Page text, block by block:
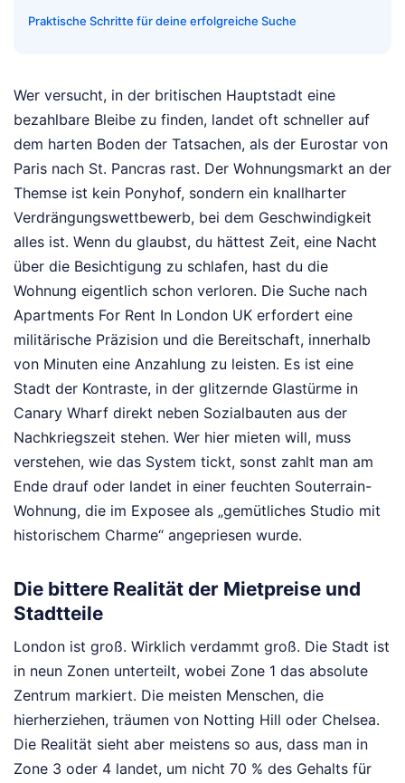
Praktische Schritte für deine erfolgreiche Suche
Wer versucht, in der britischen Hauptstadt eine
bezahlbare Bleibe zu finden, landet oft schneller auf
dem harten Boden der Tatsachen, als der Eurostar von
Paris nach St. Pancras rast. Der Wohnungsmarkt an der
Themse ist kein Ponyhof, sondern ein knallharter
Verdrängungswettbewerb, bei dem Geschwindigkeit
alles ist. Wenn du glaubst, du hättest Zeit, eine Nacht
über die Besichtigung zu schlafen, hast du die
Wohnung eigentlich schon verloren. Die Suche nach
Apartments For Rent In London UK erfordert eine
militärische Präzision und die Bereitschaft, innerhalb
von Minuten eine Anzahlung zu leisten. Es ist eine
Stadt der Kontraste, in der glitzernde Glastürme in
Canary Wharf direkt neben Sozialbauten aus der
Nachkriegszeit stehen. Wer hier mieten will, muss
verstehen, wie das System tickt, sonst zahlt man am
Ende drauf oder landet in einer feuchten Souterrain-
Wohnung, die im Exposee als „gemütliches Studio mit
historischem Charme“ angepriesen wurde.
Die bittere Realität der Mietpreise und
Stadtteile
London ist groß. Wirklich verdammt groß. Die Stadt ist
in neun Zonen unterteilt, wobei Zone 1 das absolute
Zentrum markiert. Die meisten Menschen, die
hierherziehen, träumen von Notting Hill oder Chelsea.
Die Realität sieht aber meistens so aus, dass man in
Zone 3 oder 4 landet, um nicht 70 % des Gehalts für